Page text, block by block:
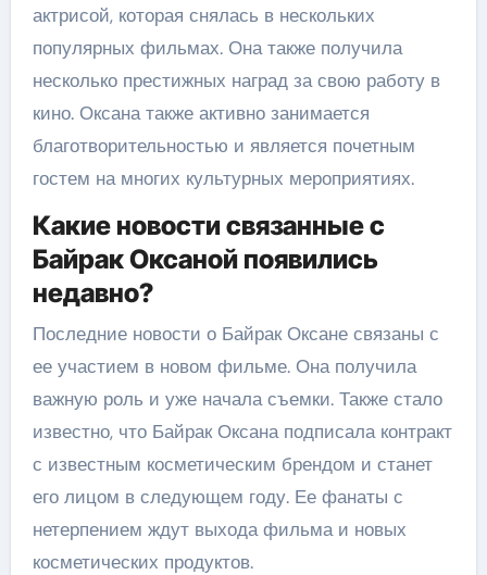
актрисой, которая снялась в нескольких
популярных фильмах. Она также получила
несколько престижных наград за свою работу в
кино. Оксана также активно занимается
благотворительностью и является почетным
гостем на многих культурных мероприятиях.
Какие новости связанные с
Байрак Оксаной появились
недавно?
Последние новости о Байрак Оксане связаны с
ее участием в новом фильме. Она получила
важную роль и уже начала съемки. Также стало
известно, что Байрак Оксана подписала контракт
с известным косметическим брендом и станет
его лицом в следующем году. Ее фанаты с
нетерпением ждут выхода фильма и новых
косметических продуктов.